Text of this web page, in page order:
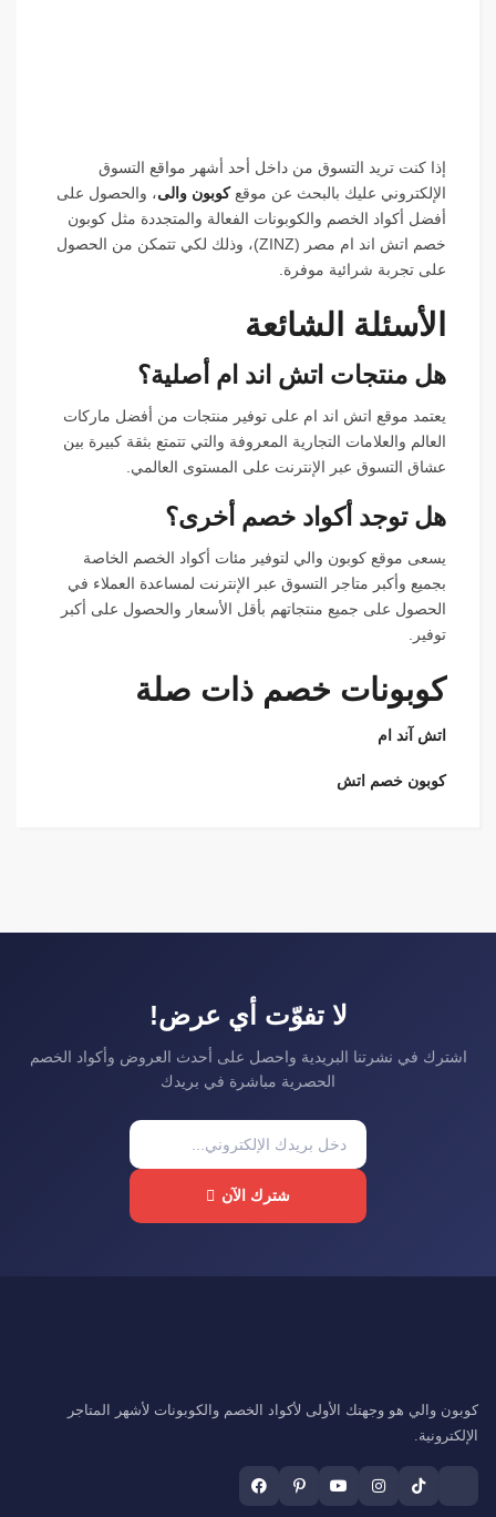
إذا كنت تريد التسوق من داخل أحد أشهر مواقع التسوق
الإلكتروني عليك بالبحث عن موقع كوبون والى ، والحصول على
أفضل أكواد الخصم والكوبونات الفعالة والمتجددة مثل كوبون
خصم اتش اند ام مصر (ZINZ)، وذلك لكي تتمكن من الحصول
على تجربة شرائية موفرة.
الأسئلة الشائعة
هل منتجات اتش اند ام أصلية؟
يعتمد موقع اتش اند ام على توفير منتجات من أفضل ماركات
العالم والعلامات التجارية المعروفة والتي تتمتع بثقة كبيرة بين
عشاق التسوق عبر الإنترنت على المستوى العالمي.
هل توجد أكواد خصم أخرى؟
يسعى موقع كوبون والي لتوفير مئات أكواد الخصم الخاصة
بجميع وأكبر متاجر التسوق عبر الإنترنت لمساعدة العملاء في
الحصول على جميع منتجاتهم بأقل الأسعار والحصول على أكبر
توفير.
كوبونات خصم ذات صلة
اتش آند ام
كوبون خصم اتش
لا تفوّت أي عرض!
اشترك في نشرتنا البريدية واحصل على أحدث العروض وأكواد الخصم
الحصرية مباشرة في بريدك
شترك الآن
كوبون والي هو وجهتك الأولى لأكواد الخصم والكوبونات لأشهر المتاجر
الإلكترونية.